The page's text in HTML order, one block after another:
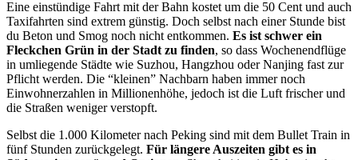
Eine einstündige Fahrt mit der Bahn kostet um die 50 Cent und auch
Taxifahrten sind extrem günstig. Doch selbst nach einer Stunde bist
du Beton und Smog noch nicht entkommen. Es ist schwer ein
Fleckchen Grün in der Stadt zu finden, so dass Wochenendflüge
in umliegende Städte wie Suzhou, Hangzhou oder Nanjing fast zur
Pflicht werden. Die “kleinen” Nachbarn haben immer noch
Einwohnerzahlen in Millionenhöhe, jedoch ist die Luft frischer und
die Straßen weniger verstopft.
Selbst die 1.000 Kilometer nach Peking sind mit dem Bullet Train in
fünf Stunden zurückgelegt. Für längere Auszeiten gibt es in